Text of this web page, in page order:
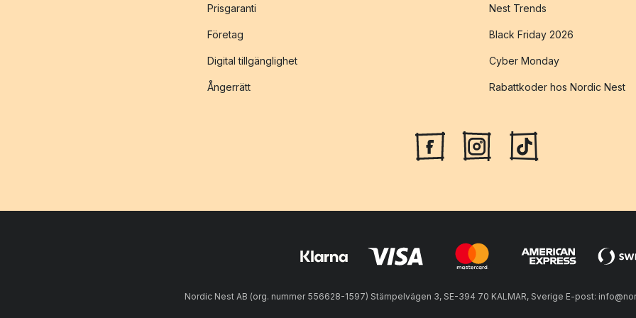
Prisgaranti
Företag
Digital tillgänglighet
Ångerrätt
Nest Trends
Black Friday 2026
Cyber Monday
Rabattkoder hos Nordic Nest
Nordic Nest AB (org. nummer 556628-1597) Stämpelvägen 3, SE-394 70 KALMAR, Sverige E-post: